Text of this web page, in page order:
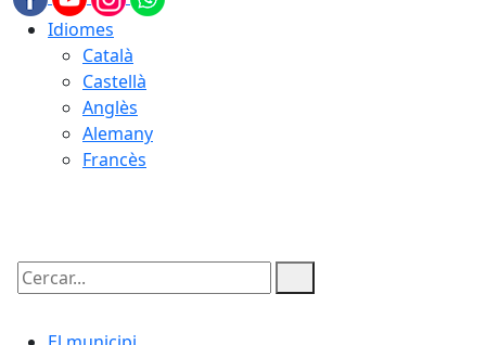
Idiomes
Català
Castellà
Anglès
Alemany
Francès
Cercar: